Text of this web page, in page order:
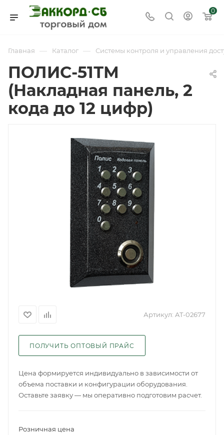
0
Главная — Каталог — Системы контроля и управления
ПОЛИС-51ТМ
(Накладная панель, 2
кода до 12 цифр)
Артикул: AT-02677
ПОЛУЧИТЬ ОПТОВЫЙ ПРАЙС
Цена формируется индивидуально в зависимости от
объема поставки и конфигурации оборудования.
Оставьте заявку — мы оперативно подготовим расчет.
Розничная цена